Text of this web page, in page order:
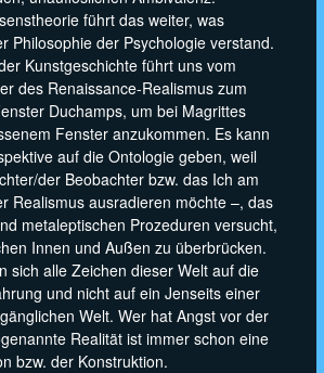
führt das weiter, was
Philosophie der Psychologie verstand.
Kunstgeschichte führt uns vom
des Renaissance-Realismus zum
Duchamps, um bei Magrittes
Fenster anzukommen. Es kann
auf die Ontologie geben, weil
der Beobachter bzw. das Ich am
Realismus ausradieren möchte –, das
metaleptischen Prozeduren versucht,
Innen und Außen zu überbrücken.
sich alle Zeichen dieser Welt auf die
und nicht auf ein Jenseits einer
Welt. Wer hat Angst vor der
Realität ist immer schon eine
bzw. der Konstruktion.